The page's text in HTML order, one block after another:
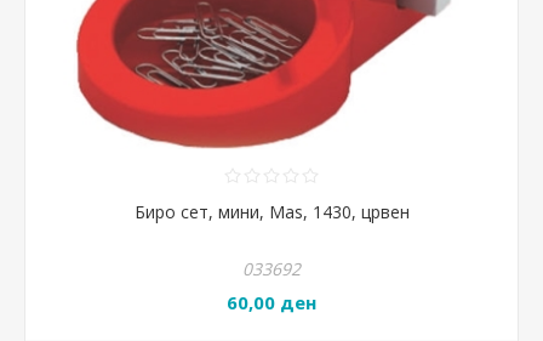
Биро сет, мини, Mas, 1430, црвен
033692
60,00 ден